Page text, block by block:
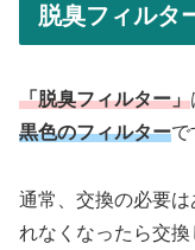
脱臭フィルタ
「脱臭フィルター」
黒色のフィルターで
通常、交換の必要
れなくなったら交換